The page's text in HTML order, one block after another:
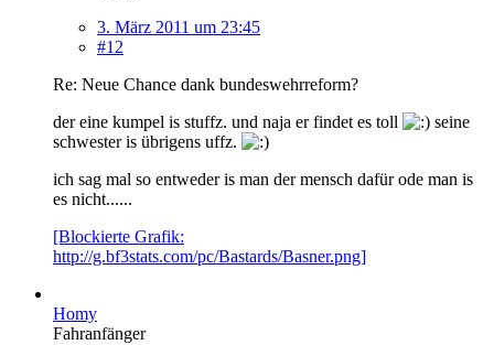
3. März 2011 um 23:45
#12
Re: Neue Chance dank bundeswehrreform?
der eine kumpel is stuffz. und naja er findet es toll
seine
schwester is übrigens uffz.
ich sag mal so entweder is man der mensch dafür ode man is
es nicht......
[Blockierte Grafik:
http://g.bf3stats.com/pc/Bastards/Basner.png]
Homy
Fahranfänger